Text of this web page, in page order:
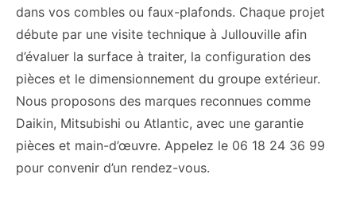
dans vos combles ou faux-plafonds. Chaque projet
débute par une visite technique à Jullouville afin
d’évaluer la surface à traiter, la configuration des
pièces et le dimensionnement du groupe extérieur.
Nous proposons des marques reconnues comme
Daikin, Mitsubishi ou Atlantic, avec une garantie
pièces et main-d’œuvre. Appelez le 06 18 24 36 99
pour convenir d’un rendez-vous.